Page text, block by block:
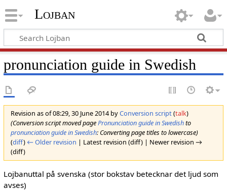
Lojban
pronunciation guide in Swedish
Revision as of 08:29, 30 June 2014 byConversion script(talk)
(Conversion script moved pagePronunciation guide in Swedishto
pronunciation guide in Swedish: Converting page titles to lowercase)
(diff) ← Older revision | Latest revision (diff) | Newer revision →
(diff)
Lojbanuttal på svenska (stor bokstav betecknar det ljud som
avses)